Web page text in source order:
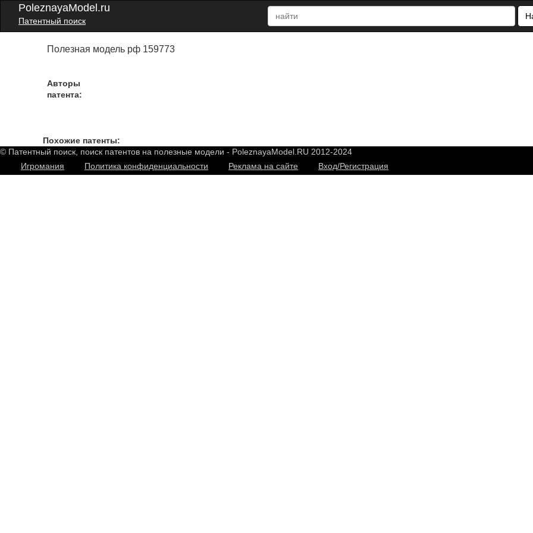
PoleznayaModel.ru
Патентный поиск
Полезная модель рф 159773
Авторы
патента:
Похожие патенты:
© Патентный поиск, поиск патентов на полезные модели - PoleznayaModel.RU 2012-2024
Игромания
Политика конфиденциальности Реклама на сайте Вход/Регистрация